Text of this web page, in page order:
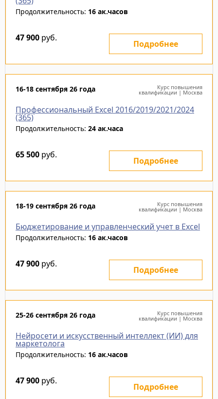
Продолжительность: 16 ак.часов
47 900 руб.
Подробнее
16-18 сентября 26 года Курс повышения
квалификации | Москва
Профессиональный Excel 2016/2019/2021/2024
(365)
Продолжительность: 24 ак.часа
65 500 руб.
Подробнее
18-19 сентября 26 года Курс повышения
квалификации | Москва
Бюджетирование и управленческий учет в Excel
Продолжительность: 16 ак.часов
47 900 руб.
Подробнее
25-26 сентября 26 года Курс повышения
квалификации | Москва
Нейросети и искусственный интеллект (ИИ) для
маркетолога
Продолжительность: 16 ак.часов
47 900 руб.
Подробнее